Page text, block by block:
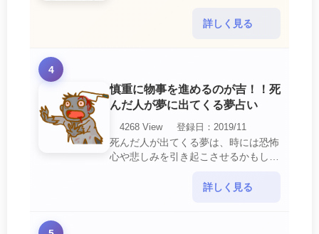
詳しく見る
4
慎重に物事を進めるのが吉！！死
んだ人が夢に出てくる夢占い
4268 View
登録日：2019/11
死んだ人が出てくる夢は、時には恐怖
心や悲しみを引き起こさせるかもしれ
意して欲しいメッセージや警告を伝え
詳しく見る